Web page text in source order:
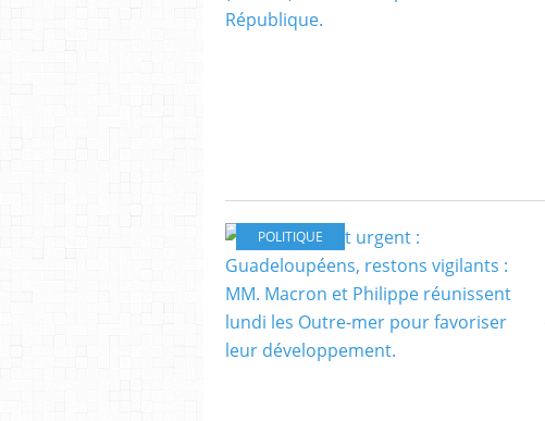
POLITIQUE